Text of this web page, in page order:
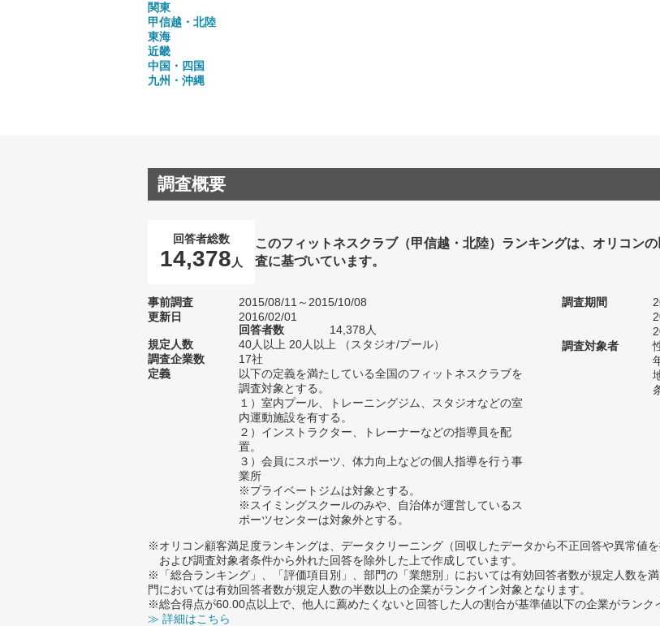
関東
甲信越・北陸
東海
近畿
中国・四国
九州・沖縄
調査概要
回答者総数
14,378 人
このフィットネスクラブ（甲信越・北陸）ランキングは、オリコンの
査に基づいています。
事前調査
2015/08/11～2015/10/08
更新日
2016/02/01
回答者数
14,378人
規定人数
40人以上 20人以上 （スタジオ/プール）
調査企業数
17社
定義
以下の定義を満たしている全国のフィットネスクラブを
調査対象とする。
１）室内プール、トレーニングジム、スタジオなどの室
内運動施設を有する。
２）インストラクター、トレーナーなどの指導員を配
置。
３）会員にスポーツ、体力向上などの個人指導を行う事
業所
※プライベートジムは対象とする。
※スイミングスクールのみや、自治体が運営しているス
ポーツセンターは対象外とする。
調査期間
調査対象者
※オリコン顧客満足度ランキングは、データクリーニング（回収したデータから不正回答や異常値を
および調査対象者条件から外れた回答を除外した上で作成しています。
※「総合ランキング」、「評価項目別」、部門の「業態別」においては有効回答者数が規定人数を
門においては有効回答者数が規定人数の半数以上の企業がランクイン対象となります。
※総合得点が60.00点以上で、他人に薦めたくないと回答した人の割合が基準値以下の企業がランク
≫ 詳細はこちら